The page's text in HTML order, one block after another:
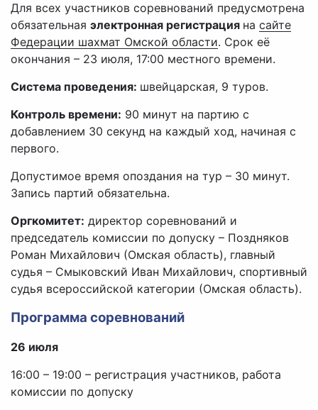
Для всех участников соревнований предусмотрена
обязательная электронная регистрация на сайте
Федерации шахмат Омской области. Срок её
окончания – 23 июля, 17:00 местного времени.
Система проведения: швейцарская, 9 туров.
Контроль времени: 90 минут на партию с
добавлением 30 секунд на каждый ход, начиная с
первого.
Допустимое время опоздания на тур – 30 минут.
Запись партий обязательна.
Оргкомитет: директор соревнований и
председатель комиссии по допуску – Поздняков
Роман Михайлович (Омская область), главный
судья – Смыковский Иван Михайлович, спортивный
судья всероссийской категории (Омская область).
Программа соревнований
26 июля
16:00 – 19:00 – регистрация участников, работа
комиссии по допуску